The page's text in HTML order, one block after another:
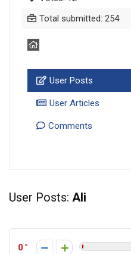
Total submitted: 254
User Posts
User Articles
Comments
User Posts: Ali
0